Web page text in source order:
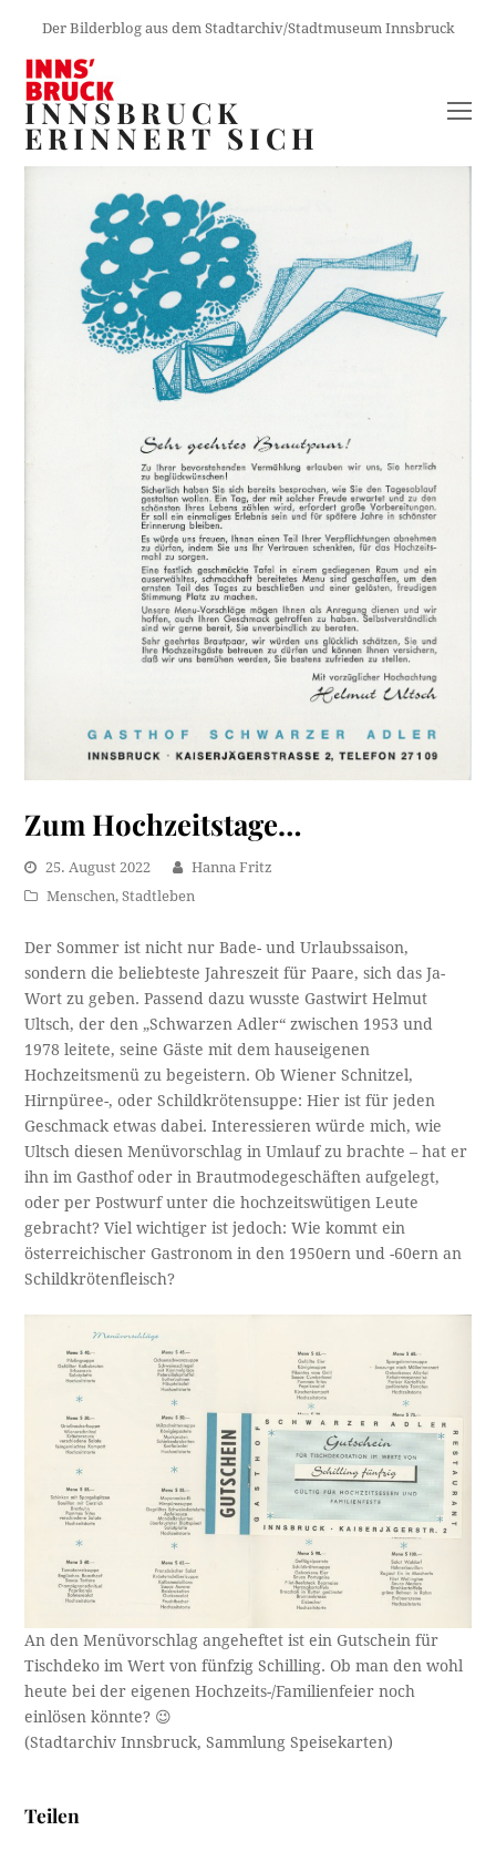
Der Bilderblog aus dem Stadtarchiv/Stadtmuseum Innsbruck
INNSBRUCK
ERINNERT SICH
Zum Hochzeitstage…
25. August 2022
Hanna Fritz
Menschen,Stadtleben
Der Sommer ist nicht nur Bade- und Urlaubssaison,
sondern die beliebteste Jahreszeit für Paare, sich das Ja-
Wort zu geben. Passend dazu wusste Gastwirt Helmut
Ultsch, der den „Schwarzen Adler“ zwischen 1953 und
1978 leitete, seine Gäste mit dem hauseigenen
Hochzeitsmenü zu begeistern. Ob Wiener Schnitzel,
Hirnpüree-, oder Schildkrötensuppe: Hier ist für jeden
Geschmack etwas dabei. Interessieren würde mich, wie
Ultsch diesen Menüvorschlag in Umlauf zu brachte – hat er
ihn im Gasthof oder in Brautmodegeschäften aufgelegt,
oder per Postwurf unter die hochzeitswütigen Leute
gebracht? Viel wichtiger ist jedoch: Wie kommt ein
österreichischer Gastronom in den 1950ern und -60ern an
Schildkrötenfleisch?
An den Menüvorschlag angeheftet ist ein Gutschein für
Tischdeko im Wert von fünfzig Schilling. Ob man den wohl
heute bei der eigenen Hochzeits-/Familienfeier noch
einlösen könnte? 😉
(Stadtarchiv Innsbruck, Sammlung Speisekarten)
Teilen